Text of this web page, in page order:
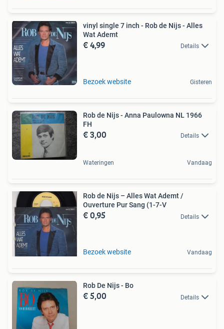
vinyl single 7 inch - Rob de Nijs - Alles
Wat Ademt
€ 4,99 Details
Bezoek website Gisteren
Rob de Nijs - Anna Paulowna NL 1966
FH
€ 3,00 Details
Wateringen Vandaag
Rob de Nijs – Alles Wat Ademt /
Ouverture Pur Sang (1-7-V
€ 0,95 Details
Bezoek website Vandaag
Rob De Nijs - Bo
€ 5,00 Details